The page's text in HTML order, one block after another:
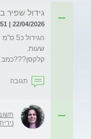
גידול שפיר
22/04/2026 | 11:51 | מאת: David
קלקסן???כמב
תגובה